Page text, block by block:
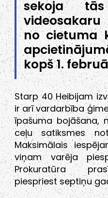
sekoja
no cietuma
kopš 1.
Starp 40 Heibijam
ir arī vardarbība
īpašuma bojāšana,
ceļu satiksmes
Maksimālais
viņam varēja
Prokuratūra
piespriest septiņu